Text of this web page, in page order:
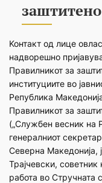
Koнтакт од лице
надворешно
Правилникот за
институциите во
Република
Правилникот за
(„Службен весник на
генералниот
Северна Македонија,
Трајчевски,
работа во Стручната